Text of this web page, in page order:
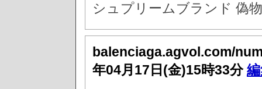
シュプリームブランド 偽物
balenciaga.agvol.com/
年04月17日(金)15時33分